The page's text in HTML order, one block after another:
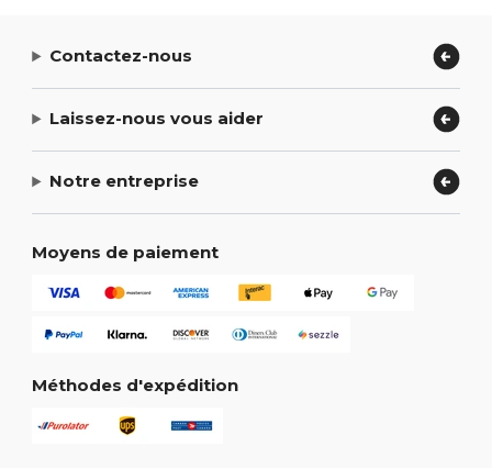
Contactez-nous
Laissez-nous vous aider
Notre entreprise
Moyens de paiement
Méthodes d'expédition